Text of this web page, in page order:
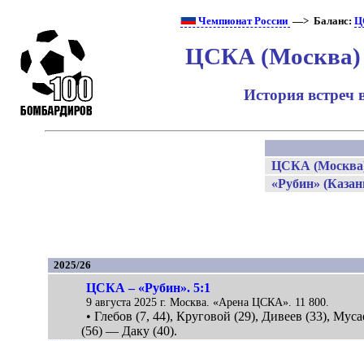
Чемпионат России —> Баланс:
ЦСКА (Москва)
История встреч
ЦСКА
«Рубин»
2025/26
ЦСКА – «Рубин». 5:1
9 августа 2025 г. Москва. «Арена ЦСКА». 11 800.
• Глебов (7, 44), Круговой (29), Дивеев (33),
(56) — Даку (40).